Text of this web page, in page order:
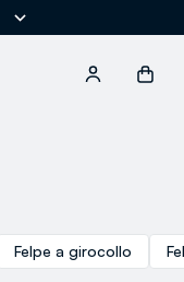
Felpe a girocollo